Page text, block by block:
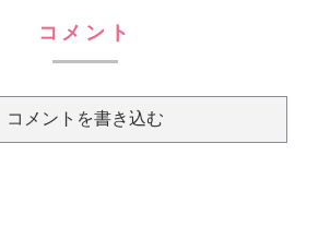
コメント
コメントを書き込む